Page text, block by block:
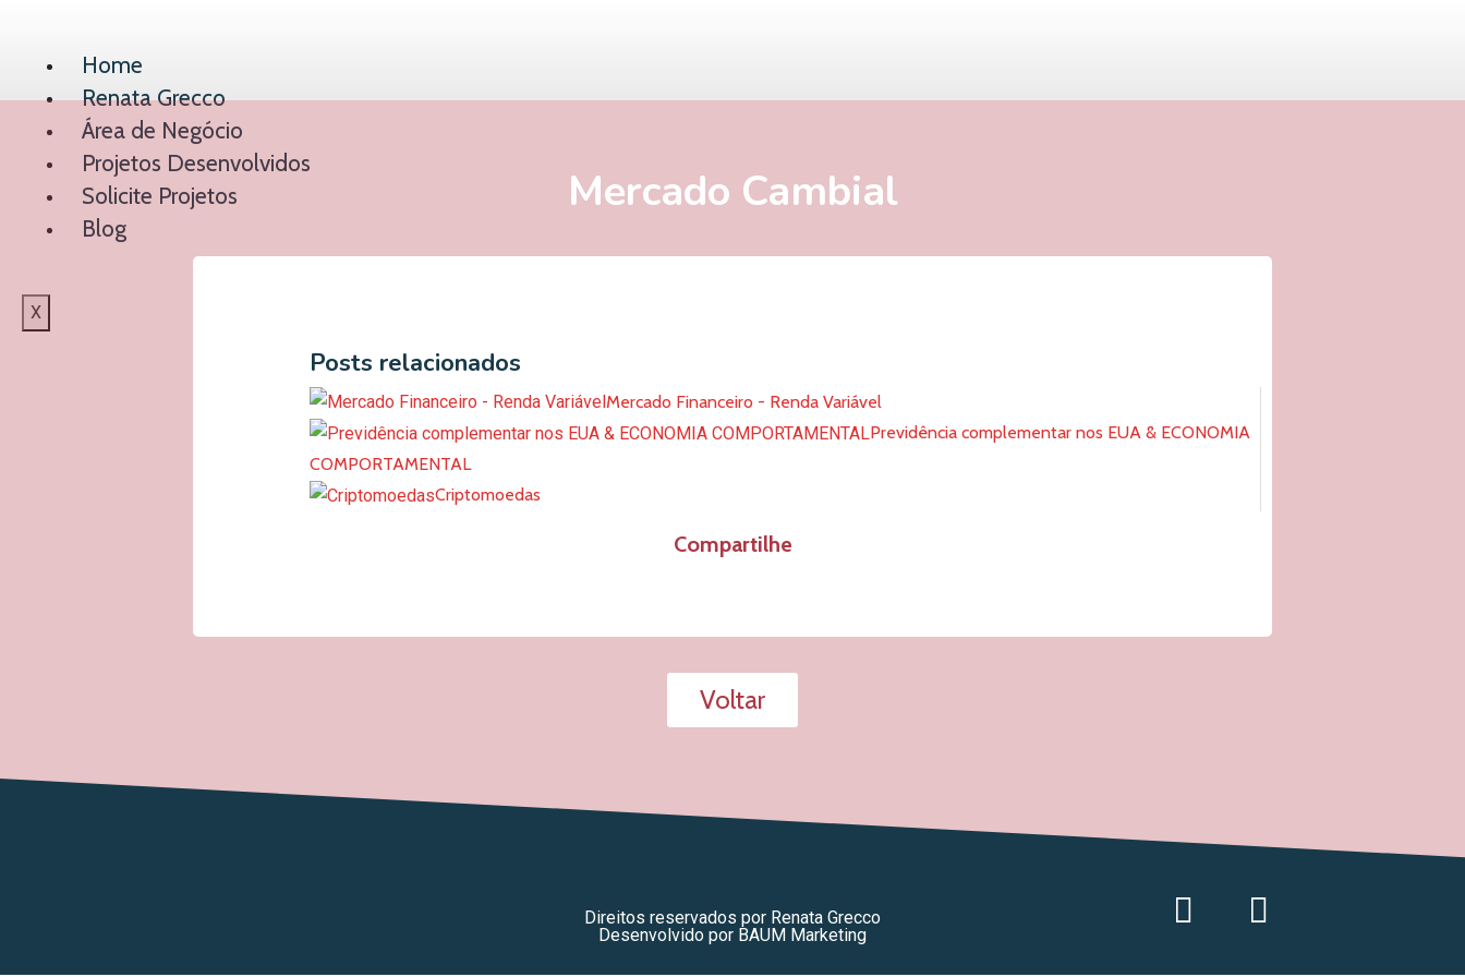
Home
Renata Grecco
Área de Negócio
Projetos Desenvolvidos
Solicite Projetos
Blog
X
Mercado Cambial
Posts relacionados
Mercado Financeiro - Renda Variável
Previdência complementar nos EUA & ECONOMIA
COMPORTAMENTAL
Criptomoedas
Compartilhe
Voltar
Direitos reservados por Renata Grecco
Desenvolvido por BAUM Marketing